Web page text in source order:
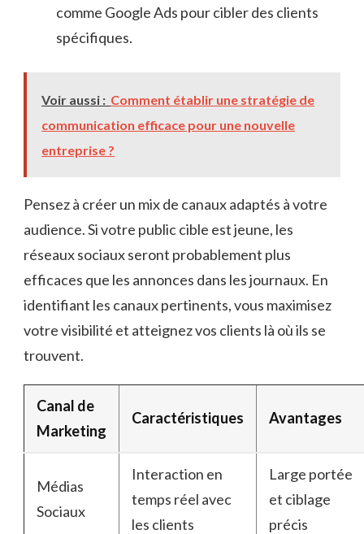
comme Google Ads pour cibler des clients
spécifiques.
Voir aussi : Comment établir une stratégie de
communication efficace pour une nouvelle
entreprise ?
Pensez à créer un mix de canaux adaptés à votre
audience. Si votre public cible est jeune, les
réseaux sociaux seront probablement plus
efficaces que les annonces dans les journaux. En
identifiant les canaux pertinents, vous maximisez
votre visibilité et atteignez vos clients là où ils se
trouvent.
Canal de
Marketing
Caractéristiques Avantages
Médias
Sociaux
Interaction en
temps réel avec
les clients
Large portée
et ciblage
précis